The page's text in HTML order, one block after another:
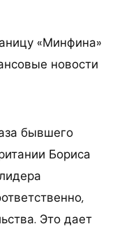
«Минфина»
новости
бывшего
Бориса
Это дает